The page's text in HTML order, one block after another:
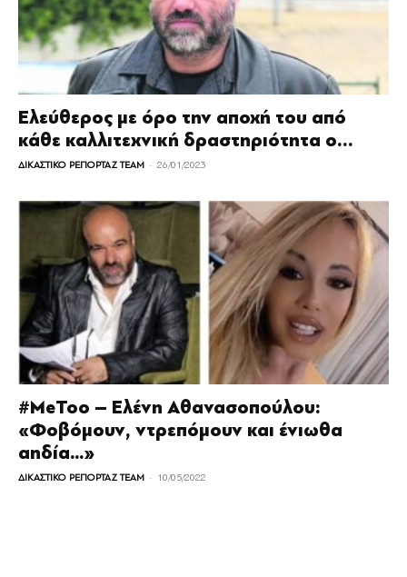
Ελεύθερος με όρο την αποχή του από
κάθε καλλιτεχνική δραστηριότητα ο...
ΔΙΚΑΣΤΙΚΟ ΡΕΠΟΡΤΑΖ TEAM - 26/01/2023
#MeToo – Ελένη Αθανασοπούλου:
«Φοβόμουν, ντρεπόμουν και ένιωθα
αηδία…»
ΔΙΚΑΣΤΙΚΟ ΡΕΠΟΡΤΑΖ TEAM - 10/05/2022